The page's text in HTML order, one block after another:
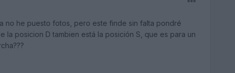
no he puesto fotos, pero este finde sin falta pondré
la posicion D tambien está la posición S, que es para un